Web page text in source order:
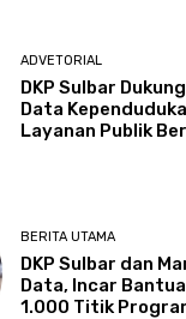
ADVETORIAL
DKP Sulbar
Data
Layanan Publik
BERITA UTAMA
DKP Sulbar dan
Data, Incar
1.000 Titik